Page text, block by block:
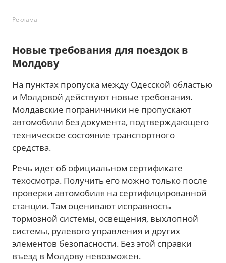
Реклама
Новые требования для поездок в
Молдову
На пунктах пропуска между Одесской областью
и Молдовой действуют новые требования.
Молдавские пограничники не пропускают
автомобили без документа, подтверждающего
техническое состояние транспортного
средства.
Речь идет об официальном сертификате
техосмотра. Получить его можно только после
проверки автомобиля на сертифицированной
станции. Там оценивают исправность
тормозной системы, освещения, выхлопной
системы, рулевого управления и других
элементов безопасности. Без этой справки
въезд в Молдову невозможен.